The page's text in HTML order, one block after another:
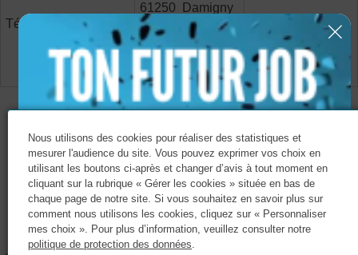
Tél : 02 31 46 77 11
61250 Damigny
Tél : 02 33 31 27
56
Tél : 02 33 54 55
Nous utilisons des cookies pour réaliser des statistiques et
mesurer l'audience du site. Vous pouvez exprimer vos choix en
utilisant les boutons ci-après et changer d’avis à tout moment en
cliquant sur la rubrique « Gérer les cookies » située en bas de
chaque page de notre site. Si vous souhaitez en savoir plus sur
comment nous utilisons les cookies, cliquez sur « Personnaliser
mes choix ». Pour plus d’information, veuillez consulter notre
politique de protection des données.